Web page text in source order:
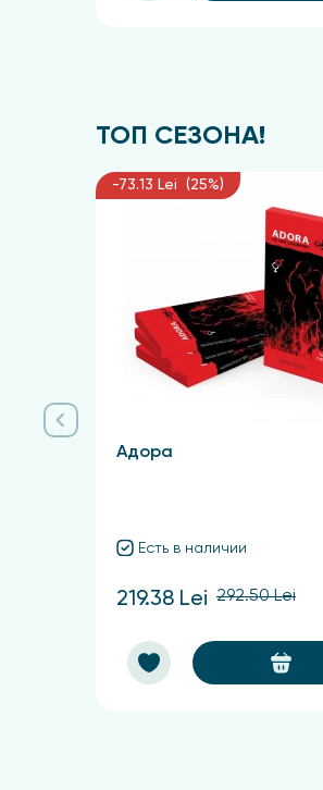
ТОП СЕЗОНА!
-73.13 Lei (25%)
Адора
Есть в наличии
219.38 Lei 292.50 Lei